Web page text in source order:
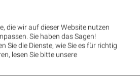
Nach erfolgter Mast übernimmt
die Larven zur zentralen Vermarktung.
Partner aufboerse-
die wir auf dieser Website nutzen
Sie haben das Sagen!
Sie die Dienste, wie Sie es für richtig
lesen Sie bitte unsere